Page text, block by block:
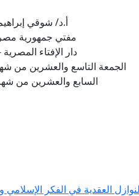
أ.د/ شوقي
مفتي جمهورية مصر
دار الإفتاء المصرية
الجمعة التاسع والعشرين من شهر
السابع والعشرين من شهر
العقدية في الفكر الإسلامي